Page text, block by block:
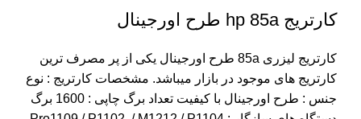
کارتریج hp 85a طرح اورجینال
کارتریج لیزری 85a طرح اورجینال یکی از پر مصرف ترین
کارتریج های موجود در بازار میباشد. مشخصات کارتریج : نوع
جنس : طرح اورجینال با کیفیت تعداد برگ چاپی : 1600 برگ